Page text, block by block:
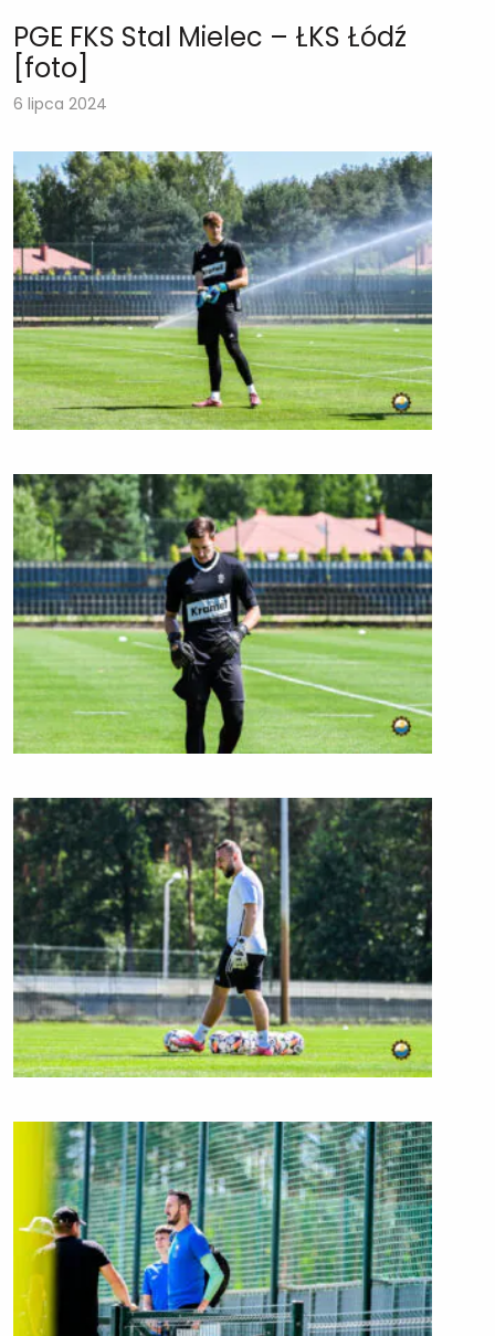
PGE FKS Stal Mielec – ŁKS Łódź
[foto]
6 lipca 2024